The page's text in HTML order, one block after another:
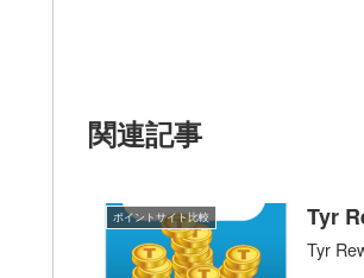
関連記事
ポイントサイト比較 Tyr
Tyr